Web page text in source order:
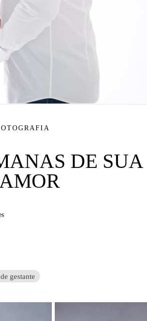
DE SUA
gestante